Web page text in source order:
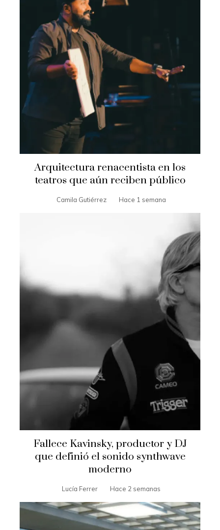
Arquitectura renacentista en los
teatros que aún reciben público
Camila Gutiérrez Hace 1 semana
Fallece Kavinsky, productor y DJ
que definió el sonido synthwave
moderno
Lucía Ferrer Hace 2 semanas